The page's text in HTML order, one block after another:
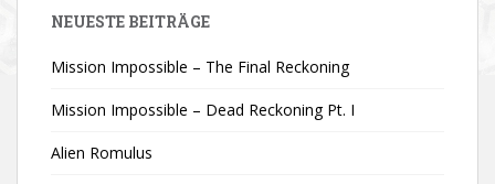
NEUESTE BEITRÄGE
Mission Impossible – The Final Reckoning
Mission Impossible – Dead Reckoning Pt. I
Alien Romulus